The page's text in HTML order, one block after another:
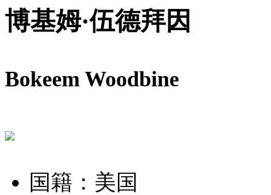
博基姆·伍德拜因
Bokeem Woodbine
国籍：美国